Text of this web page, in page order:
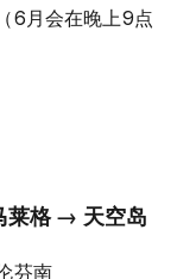
6月会在晚上9点
格 → 天空岛
芬南